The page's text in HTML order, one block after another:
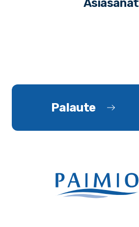
Asiasanat
Palaute